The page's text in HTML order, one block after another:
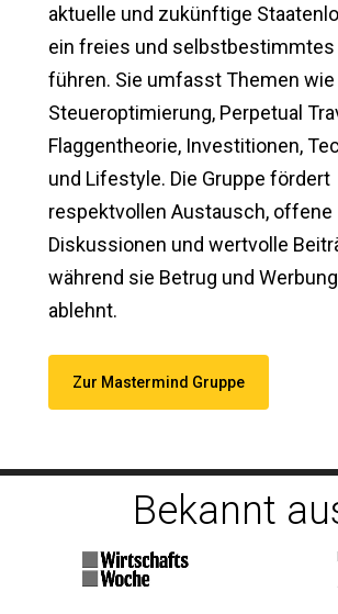
aktuelle und zukünftige
ein freies und selbstbestimmtes
führen. Sie umfasst Themen wie
Steueroptimierung, Perpetual
Flaggentheorie, Investitionen,
und Lifestyle. Die Gruppe fördert
respektvollen Austausch, offene
Diskussionen und wertvolle
während sie Betrug und
ablehnt.
Zur Mastermind Gruppe
Bekannt